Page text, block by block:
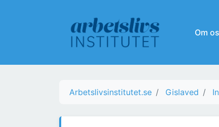
Om
Arbetslivsinstitutet.se Gislaved